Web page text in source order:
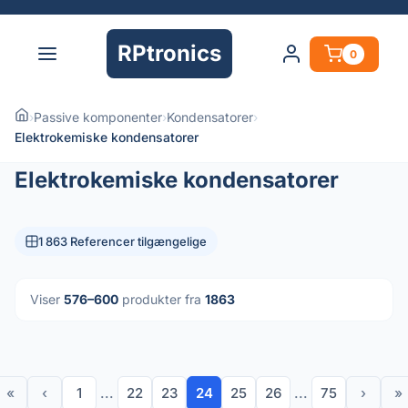
RPtronics 0
›Passive komponenter›Kondensatorer›
Elektrokemiske kondensatorer
Elektrokemiske kondensatorer
1 863 Referencer tilgængelige
Viser 576–600 produkter fra 1863
« ‹ 1 ... 22 23 24 25 26 ... 75 › »